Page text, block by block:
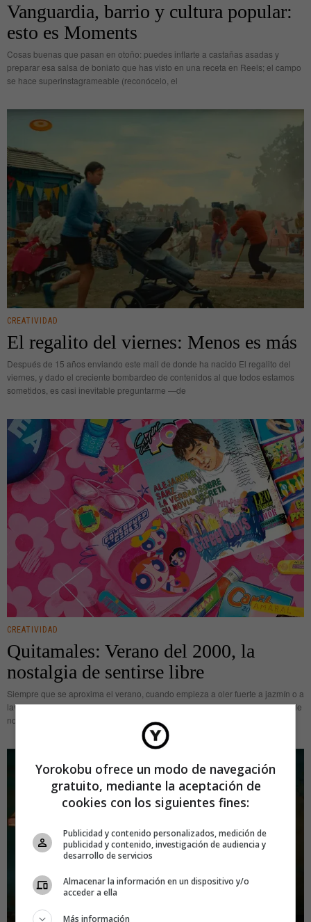
Vanguardia, barrio y cultura popular:
esto es Moments
Cosas buenas que pasan en otoño: puedes inflarte a castañas asadas y
preparar esa salsa de boniato que has visto en una receta en Reels; el campo
se hace superinstagrameable (reconócelo, el
CREATIVIDAD
El regalito del viernes: Menos es más
Después de 15 años enviando este mail de donde ha nacido El regalito del
viernes, y dado el creciente bombardeo de contenidos al que todos estamos
sometidos, es casi inevitable preguntarme —de
CREATIVIDAD
Quitamales: Verano del 2000, la
nostalgia de sentirse libre
Siempre que se aproxima el verano, cuando empieza a oler fuerte a jazmín o a
lavanda y el asfaltó abandona su estado sólido para derretirse, se me llena de
nostalgia el pecho
Yorokobu ofrece un modo de navegación
gratuito, mediante la aceptación de
cookies con los siguientes fines:
Publicidad y contenido personalizados, medición de
publicidad y contenido, investigación de audiencia y
desarrollo de servicios
Almacenar la información en un dispositivo y/o
acceder a ella
Más información